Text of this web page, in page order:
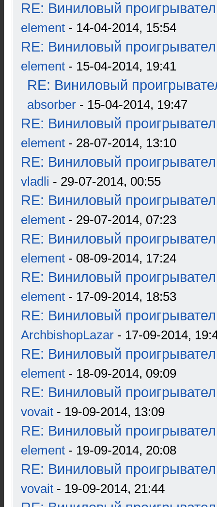
RE: Виниловый
element - 14-04-2014, 15:54
RE: Виниловый
element - 15-04-2014, 19:41
RE: Виниловый
absorber - 15-04-2014, 19:47
RE: Виниловый
element - 28-07-2014, 13:10
RE: Виниловый
vladli - 29-07-2014, 00:55
RE: Виниловый
element - 29-07-2014, 07:23
RE: Виниловый
element - 08-09-2014, 17:24
RE: Виниловый
element - 17-09-2014, 18:53
RE: Виниловый
ArchbishopLazar - 17-09-2014,
RE: Виниловый
element - 18-09-2014, 09:09
RE: Виниловый
vovait - 19-09-2014, 13:09
RE: Виниловый
element - 19-09-2014, 20:08
RE: Виниловый
vovait - 19-09-2014, 21:44